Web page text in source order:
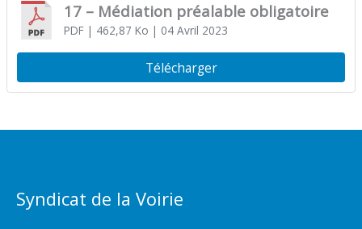
17 – Médiation préalable obligatoire
PDF| 462,87 Ko | 04 Avril 2023
Télécharger
Syndicat de la Voirie